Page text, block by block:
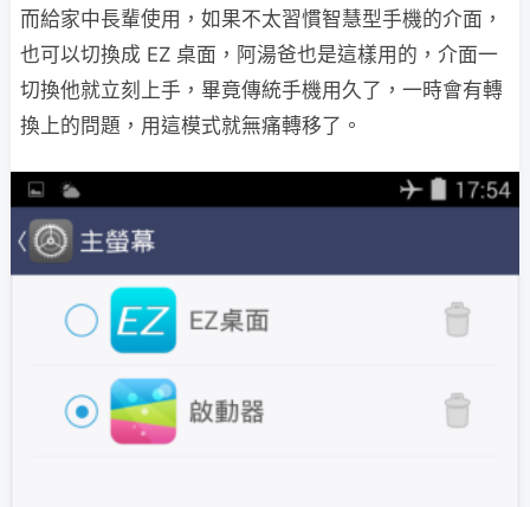
而給家中長輩使用，如果不太習慣智慧型手機的介面，
也可以切換成 EZ 桌面，阿湯爸也是這樣用的，介面一
切換他就立刻上手，畢竟傳統手機用久了，一時會有轉
換上的問題，用這模式就無痛轉移了。